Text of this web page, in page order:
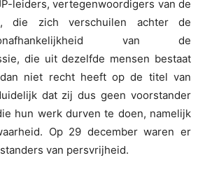
leiders, vertegenwoordigers van de
die zich verschuilen achter de
van de
die uit dezelfde mensen bestaat
niet recht heeft op de titel van
dat zij dus geen voorstander
hun werk durven te doen, namelijk
Op 29 december waren er
van persvrijheid.